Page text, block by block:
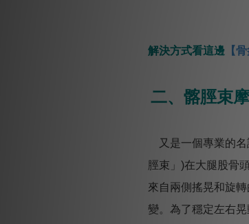
解決方式看這邊 【
二、髂脛束
又是一個專業的名
脛束」 )在大腿股骨
來自兩側搖晃和旋
變。為了穩定左右